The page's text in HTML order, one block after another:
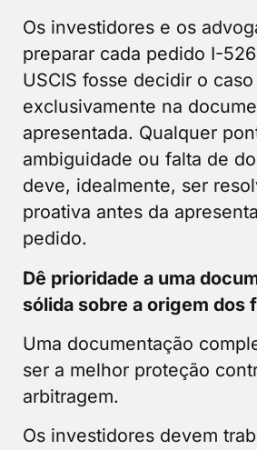
Os investidores e os
preparar cada pedido I-
USCIS fosse decidir o
exclusivamente na
apresentada. Qualquer
ambiguidade ou falta de
deve, idealmente, ser
proativa antes da
pedido.
Dê prioridade a uma
sólida sobre a origem dos
Uma documentação
ser a melhor proteção
arbitragem.
Os investidores devem